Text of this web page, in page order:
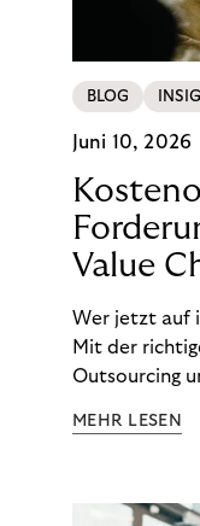
BLOG
Juni 10, 2026
Value
Wer jetzt auf
Mit der
Outsourcing
Ergebnisse
MEHR LESEN